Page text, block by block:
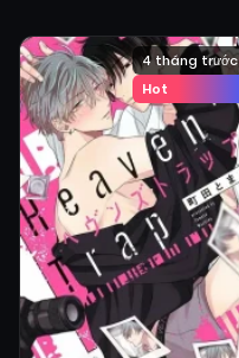
4 tháng trước
Hot